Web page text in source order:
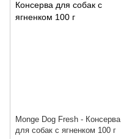
Monge Dog Fresh - Консерва
для собак с ягненком 100 г